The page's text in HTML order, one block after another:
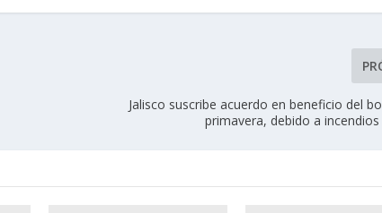
Jalisco suscribe acuerdo en beneficio del
primavera, debido a